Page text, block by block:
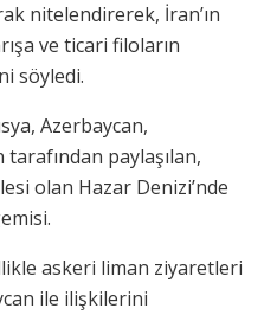
nitelendirerek, İran’ın
ve ticari filoların
söyledi.
Azerbaycan,
paylaşılan,
olan Hazar Denizi’nde
askeri liman ziyaretleri
ile ilişkilerini